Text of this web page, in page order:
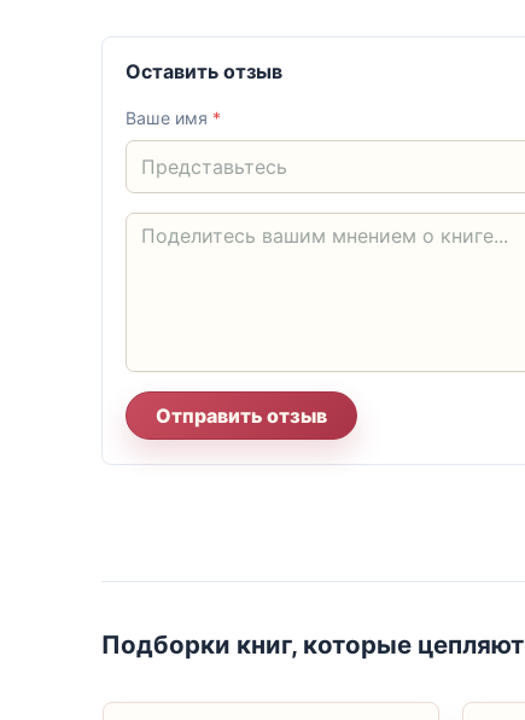
Оставить отзыв
Ваше имя *
Отправить отзыв
Подборки книг, которые цепляют